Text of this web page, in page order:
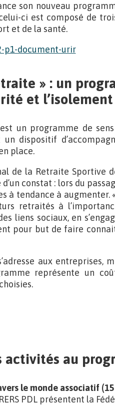
son nouveau
ci est composé de
et de la santé.
» : un
et l’isolement
est un programme de
un dispositif
place.
de la Retraite Sportive
constat : lors du
à tendance à
retraités à
liens sociaux, en
pour but de faire
aux entreprises,
représente un
activités au
le monde associatif
PDL présentent la